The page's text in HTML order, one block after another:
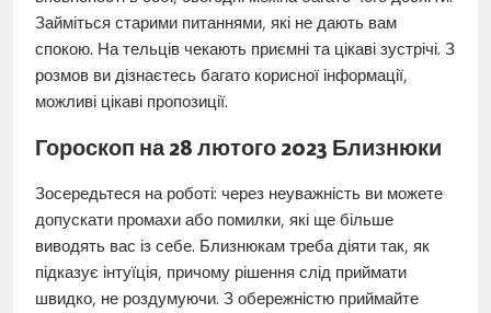
Займіться старими питаннями, які не дають вам
спокою. На тельців чекають приємні та цікаві зустрічі. З
розмов ви дізнаєтесь багато корисної інформації,
можливі цікаві пропозиції.
Гороскоп на 28 лютого 2023 Близнюки
Зосередьтеся на роботі: через неуважність ви можете
допускати промахи або помилки, які ще більше
виводять вас із себе. Близнюкам треба діяти так, як
підказує інтуїція, причому рішення слід приймати
швидко, не роздумуючи. З обережністю приймайте